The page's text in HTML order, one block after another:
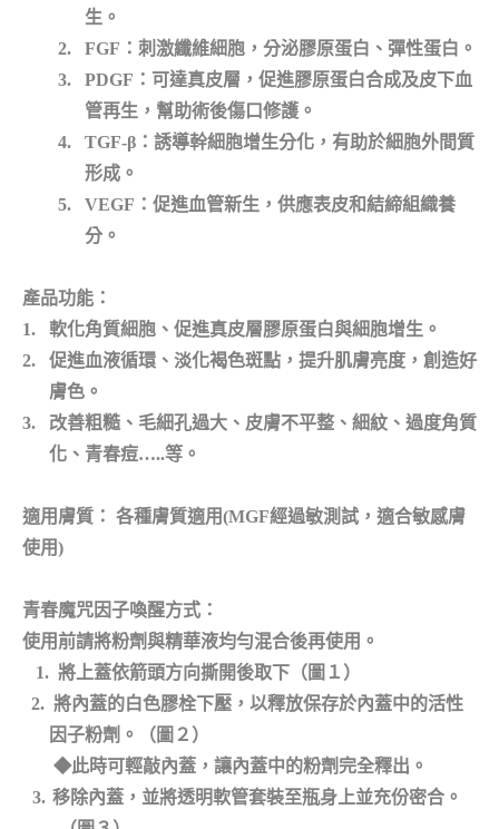
生。
2.
FGF：刺激纖維細胞，分泌膠原蛋白、彈性蛋白。
3.
PDGF：可達真皮層，促進膠原蛋白合成及皮下血
管再生，幫助術後傷口修護。
4.
TGF-β：誘導幹細胞增生分化，有助於細胞外間質
形成。
5.
VEGF：促進血管新生，供應表皮和結締組織養
分。
產品功能：
1.
軟化角質細胞、促進真皮層膠原蛋白與細胞增生。
2.
促進血液循環、淡化褐色斑點，提升肌膚亮度，創造好
膚色。
3.
改善粗糙、毛細孔過大、皮膚不平整、細紋、過度角質
化、青春痘…..等。
適用膚質： 各種膚質適用(MGF經過敏測試，適合敏感膚
使用)
青春魔咒因子喚醒方式：
使用前請將粉劑與精華液均勻混合後再使用。
1. 將上蓋依箭頭方向撕開後取下（圖１）
2. 將內蓋的白色膠栓下壓，以釋放保存於內蓋中的活性
因子粉劑。（圖２）
◆此時可輕敲內蓋，讓內蓋中的粉劑完全釋出。
3. 移除內蓋，並將透明軟管套裝至瓶身上並充份密合。